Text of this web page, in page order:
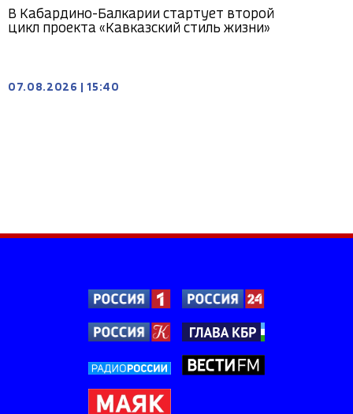
В Кабардино-Балкарии стартует второй
цикл проекта «Кавказский стиль жизни»
07.08.2026 15:40